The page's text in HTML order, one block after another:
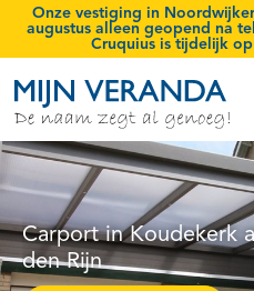
Onze vestiging in
augustus alleen geopend na
Cruquius is tijdelijk op
Carport in Koudekerk
den Rijn